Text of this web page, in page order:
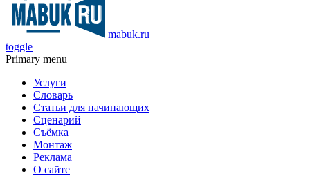
mabuk.ru
toggle
Primary menu
Услуги
Словарь
Статьи для начинающих
Сценарий
Съёмка
Монтаж
Реклама
О сайте